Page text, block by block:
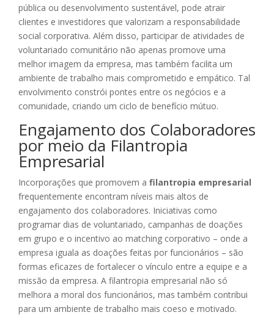
pública ou desenvolvimento sustentável, pode atrair
clientes e investidores que valorizam a responsabilidade
social corporativa. Além disso, participar de atividades de
voluntariado comunitário não apenas promove uma
melhor imagem da empresa, mas também facilita um
ambiente de trabalho mais comprometido e empático. Tal
envolvimento constrói pontes entre os negócios e a
comunidade, criando um ciclo de benefício mútuo.
Engajamento dos Colaboradores
por meio da Filantropia
Empresarial
Incorporações que promovem a filantropia empresarial
frequentemente encontram níveis mais altos de
engajamento dos colaboradores. Iniciativas como
programar dias de voluntariado, campanhas de doações
em grupo e o incentivo ao matching corporativo – onde a
empresa iguala as doações feitas por funcionários – são
formas eficazes de fortalecer o vínculo entre a equipe e a
missão da empresa. A filantropia empresarial não só
melhora a moral dos funcionários, mas também contribui
para um ambiente de trabalho mais coeso e motivado.